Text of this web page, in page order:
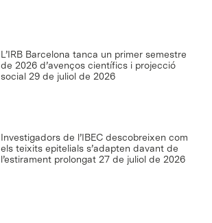
L’IRB Barcelona tanca un primer semestre
de 2026 d’avenços científics i projecció
social 29 de juliol de 2026
Investigadors de l’IBEC descobreixen com
els teixits epitelials s’adapten davant de
l’estirament prolongat 27 de juliol de 2026